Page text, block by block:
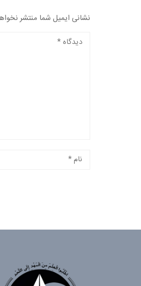
نشانی ایمیل شما منتشر